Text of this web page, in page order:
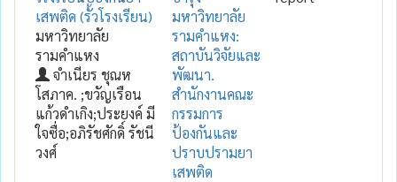
เสพติด (รั้วโรงเรียน)
มหาวิทยาลัย
รามคำแหง
จำเนียร ชุณห
โสภาค. ;ขวัญเรือน
แก้วดำเกิง;ประยงค์ มี
ใจซื่อ;อภิรัชศักดิ์ รัชนี
วงศ์
มหาวิทยาลัย
รามคำแหง:
สถาบันวิจัยและ
พัฒนา.
สำนักงานคณะ
กรรมการ
ป้องกันและ
ปราบปรามยา
เสพติด